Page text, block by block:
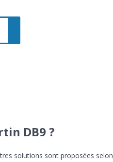
DB9 ?
solutions sont proposées selon